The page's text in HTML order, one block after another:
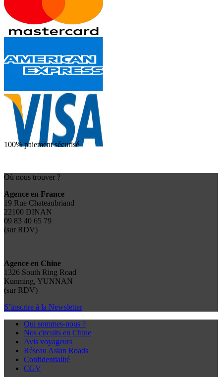
100% paiement sécurisé
Où nous trouver ?
Agence en France
19 Rue Chateaubriand
22100 DINAN
09 83 40 65 79
(sur RDV)
Agence en Chine
1326 South Ring Road
Kunming, YUNNAN
(sur RDV)
S’inscrire à la Newsletter
Qui sommes-nous ?
Nos circuits en Chine
Avis voyageurs
Réseau Asian Roads
Confidentialité
CGV